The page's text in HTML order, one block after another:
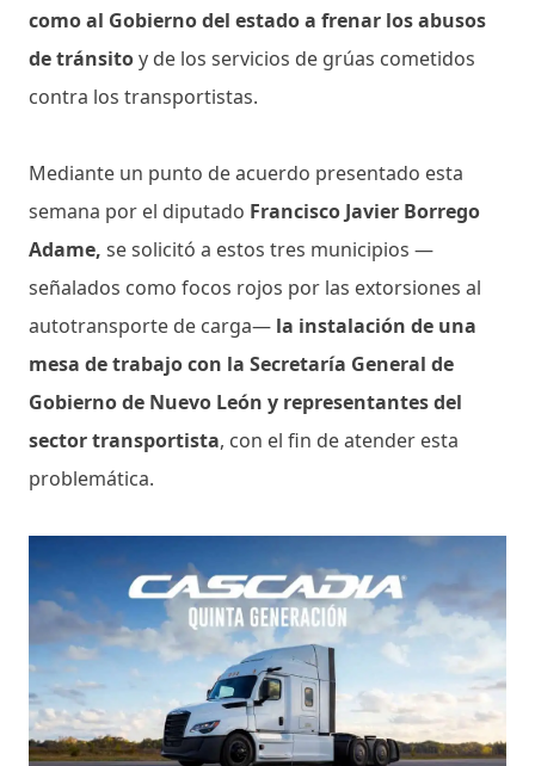
como al Gobierno del estado a frenar los abusos
de tránsitoy de los servicios de grúas cometidos
contra los transportistas.
Mediante un punto de acuerdo presentado esta
semana por el diputado Francisco Javier Borrego
Adame, se solicitó a estos tres municipios —
señalados como focos rojos por las extorsiones al
autotransporte de carga— la instalación de una
mesa de trabajo con la Secretaría General de
Gobierno de Nuevo León y representantes del
sector transportista, con el fin de atender esta
problemática.